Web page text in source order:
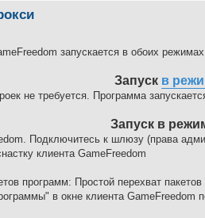
запускается в обоих режимах
Запуск в
не требуется. Программа
Запуск в
Подключитесь к шлюзу (права
клиента GameFreedom
программ: Простой перехват пакетов
в окне клиента GameFreedom